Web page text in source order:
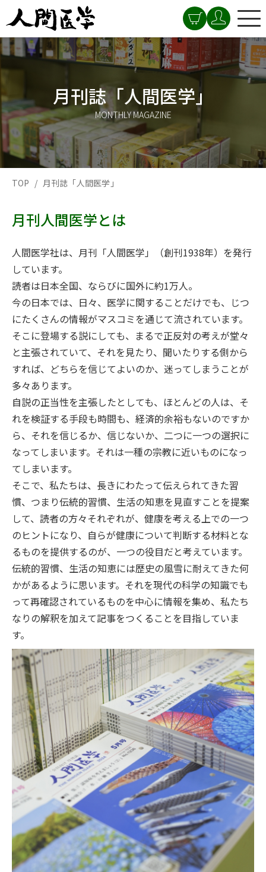
月刊誌「人間医学」
MONTHLY MAGAZINE
TOP 月刊誌「人間医学」
月刊人間医学とは
人間医学社は、月刊「人間医学」（創刊1938年）を発行
しています。
読者は日本全国、ならびに国外に約1万人。
今の日本では、日々、医学に関することだけでも、じつ
にたくさんの情報がマスコミを通じて流されています。
そこに登場する説にしても、まるで正反対の考えが堂々
と主張されていて、それを見たり、聞いたりする側から
すれば、どちらを信じてよいのか、迷ってしまうことが
多々あります。
自説の正当性を主張したとしても、ほとんどの人は、そ
れを検証する手段も時間も、経済的余裕もないのですか
ら、それを信じるか、信じないか、二つに一つの選択に
なってしまいます。それは一種の宗教に近いものになっ
てしまいます。
そこで、私たちは、長きにわたって伝えられてきた習
慣、つまり伝統的習慣、生活の知恵を見直すことを提案
して、読者の方々それぞれが、健康を考える上での一つ
のヒントになり、自らが健康について判断する材料とな
るものを提供するのが、一つの役目だと考えています。
伝統的習慣、生活の知恵には歴史の風雪に耐えてきた何
かがあるように思います。それを現代の科学の知識でも
って再確認されているものを中心に情報を集め、私たち
なりの解釈を加えて記事をつくることを目指していま
す。